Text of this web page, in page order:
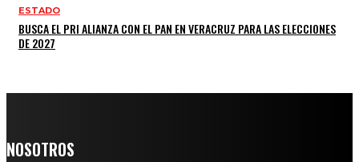
ESTADO
BUSCA EL PRI ALIANZA CON EL PAN EN VERACRUZ PARA LAS ELECCIONES
DE 2027
NOSOTROS